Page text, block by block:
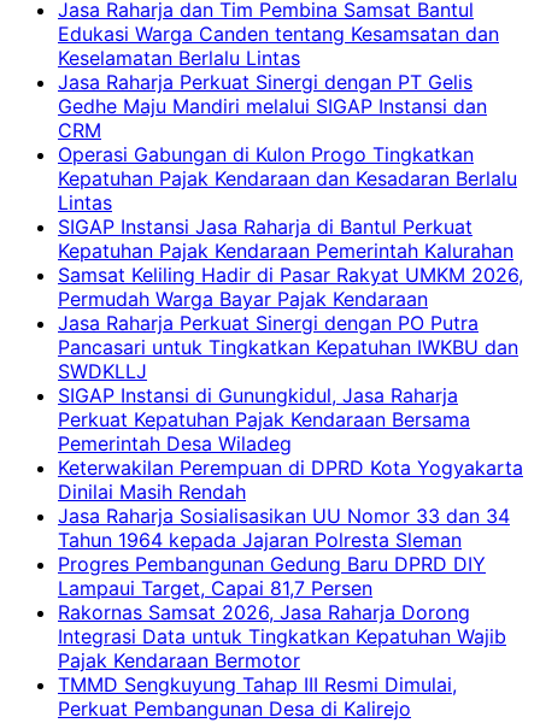
Jasa Raharja dan Tim Pembina Samsat Bantul
Edukasi Warga Canden tentang Kesamsatan dan
Keselamatan Berlalu Lintas
Jasa Raharja Perkuat Sinergi dengan PT Gelis
Gedhe Maju Mandiri melalui SIGAP Instansi dan
CRM
Operasi Gabungan di Kulon Progo Tingkatkan
Kepatuhan Pajak Kendaraan dan Kesadaran Berlalu
Lintas
SIGAP Instansi Jasa Raharja di Bantul Perkuat
Kepatuhan Pajak Kendaraan Pemerintah Kalurahan
Samsat Keliling Hadir di Pasar Rakyat UMKM 2026,
Permudah Warga Bayar Pajak Kendaraan
Jasa Raharja Perkuat Sinergi dengan PO Putra
Pancasari untuk Tingkatkan Kepatuhan IWKBU dan
SWDKLLJ
SIGAP Instansi di Gunungkidul, Jasa Raharja
Perkuat Kepatuhan Pajak Kendaraan Bersama
Pemerintah Desa Wiladeg
Keterwakilan Perempuan di DPRD Kota Yogyakarta
Dinilai Masih Rendah
Jasa Raharja Sosialisasikan UU Nomor 33 dan 34
Tahun 1964 kepada Jajaran Polresta Sleman
Progres Pembangunan Gedung Baru DPRD DIY
Lampaui Target, Capai 81,7 Persen
Rakornas Samsat 2026, Jasa Raharja Dorong
Integrasi Data untuk Tingkatkan Kepatuhan Wajib
Pajak Kendaraan Bermotor
TMMD Sengkuyung Tahap III Resmi Dimulai,
Perkuat Pembangunan Desa di Kalirejo